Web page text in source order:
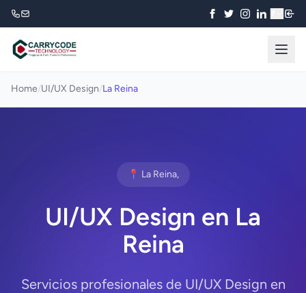
Home/UI/UX Design/La Reina
📍 La Reina,
UI/UX Design en La
Reina
Servicios profesionales de UI/UX Design en